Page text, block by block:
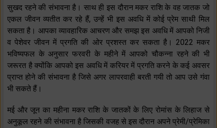
सुखद रहने की संभावना है। साथ ही इस दौरान मकर राशि के वह जातक जो
एकल जीवन व्यतीत कर रहे हैं, उन्हें भी इस अवधि में कोई प्रेम साथी मिल
सकता है। आपका व्यावहारिक आचरण और समझ इस अवधि में आपको निजी
व पेशेवर जीवन में प्रगति की ओर प्रशस्त कर सकता है। 2022 मकर
भविष्यफल के अनुसार फरवरी के महीने में आपको चौकन्ना रहने की भी
जरूरत है क्योंकि आपको इस अवधि में करियर में प्रगति करने के कई अवसर
प्राप्त होने की संभावना है जिसे अगर लापरवाही बरती गयी तो आप उसे गंवा
भी सकते हैं।
मई और जून का महीना मकर राशि के जातकों के लिए रोमांस के लिहाज से
अनुकूल रहने की संभावना है जिसकी वजह से इस दौरान अपने प्रेमी/प्रेमिका